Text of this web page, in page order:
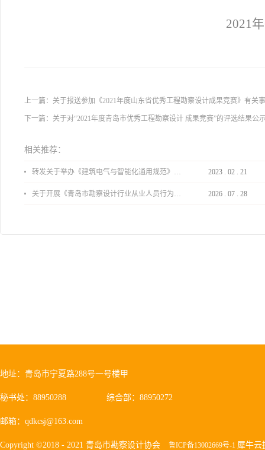
2021
上一篇： 关于报送参加《2021年度山东省优秀工程勘察设计成果竞赛》有关
下一篇： 关于对“2021年度青岛市优秀工程勘察设计 成果竞赛”的评选结果公
相关推荐：
转发关于举办《建筑电气与智能化通用规范》 GB55024-2022公益宣贯的通知 2023 . 02 . 21
关于开展《青岛市勘察设计行业从业人员行为导则》、《青岛市住宅工程设计审查品质提升指引（2026版）》宣贯活动的通知 2026 . 07 . 28
地址：青岛市宁夏路288号一号楼甲
秘书处：88950288 综合部：88950272
邮箱：qdkcsj@163.com
Copyright ©2018 - 2021 青岛市勘察设计协会 鲁ICP备13002669号-1 犀牛云